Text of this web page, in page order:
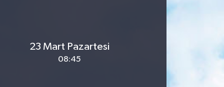
23 Mart Pazartesi
08:45